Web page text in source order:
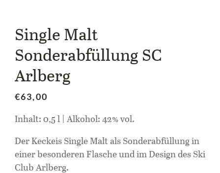
Single Malt
Sonderabfüllung SC
Arlberg
€63,00
Inhalt: 0,5 l | Alkohol: 42% vol.
Der Keckeis Single Malt als Sonderabfüllung in
einer besonderen Flasche und im Design des Ski
Club Arlberg.